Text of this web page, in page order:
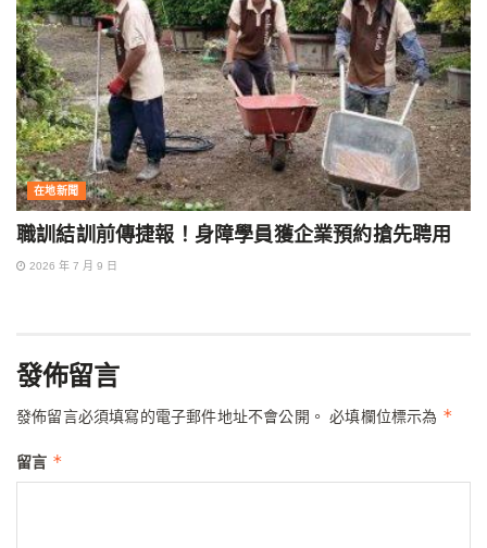
在地新聞
職訓結訓前傳捷報！身障學員獲企業預約搶先聘用
2026 年 7 月 9 日
發佈留言
發佈留言必須填寫的電子郵件地址不會公開。 必填欄位標示為 *
留言 *